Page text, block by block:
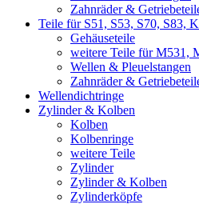
Zahnräder &
Teile für S51, S53, S70, S83,
Gehäuseteile
weitere Teile für M531,
Wellen & Pleuelstangen
Zahnräder &
Wellendichtringe
Zylinder & Kolben
Kolben
Kolbenringe
weitere Teile
Zylinder
Zylinder & Kolben
Zylinderköpfe